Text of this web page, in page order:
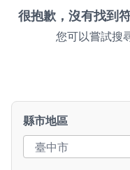
很抱歉，沒有找到
您可以嘗試搜
縣市地區